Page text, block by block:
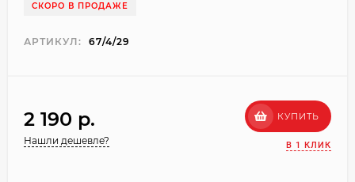
СКОРО В ПРОДАЖЕ
АРТИКУЛ: 67/4/29
2 190 p.
Нашли дешевле?
КУПИТЬ
В 1 КЛИК